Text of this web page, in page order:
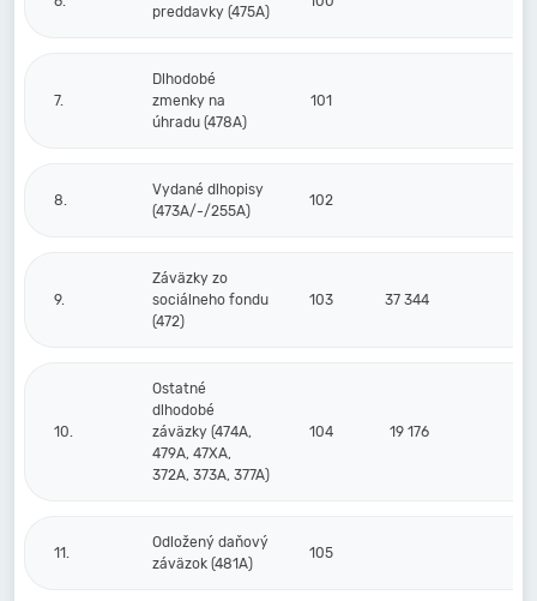
preddavky (475A)
7.
Dlhodobé
zmenky na
úhradu (478A)
101
8.
Vydané dlhopisy
(473A/-/255A)
102
9.
Záväzky zo
sociálneho fondu
(472)
103 37 344
10.
Ostatné
dlhodobé
záväzky (474A,
479A, 47XA,
372A, 373A, 377A)
104 19 176
11.
Odložený daňový
záväzok (481A)
105